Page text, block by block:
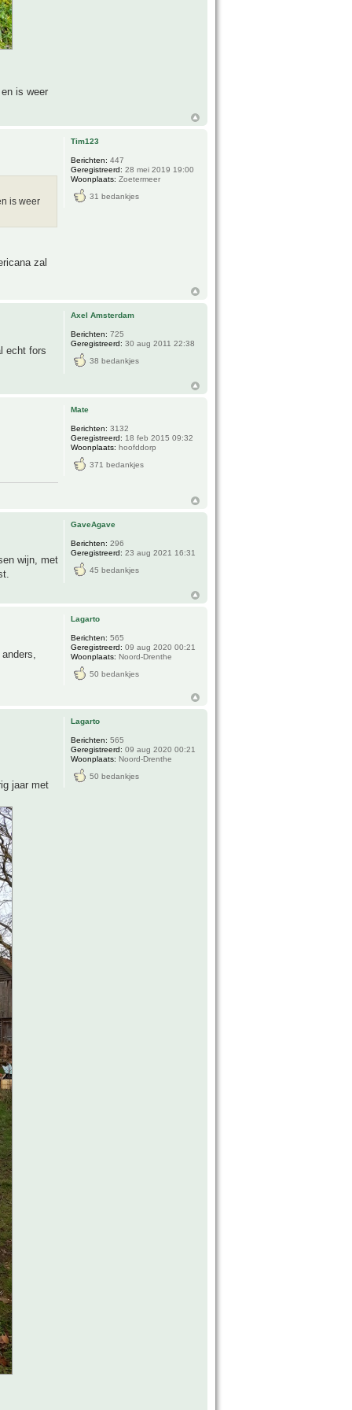
is weer
is weer
zal
Tim123
Berichten: 447
Geregistreerd: 28 mei 2019 19:00
Woonplaats: Zoetermeer
31 bedankjes
echt fors
Axel Amsterdam
Berichten: 725
Geregistreerd: 30 aug 2011 22:38
38 bedankjes
Mate
Berichten: 3132
Geregistreerd: 18 feb 2015 09:32
Woonplaats: hoofddorp
371 bedankjes
wijn, met
GaveAgave
Berichten: 296
Geregistreerd: 23 aug 2021 16:31
45 bedankjes
Lagarto
Berichten: 565
Geregistreerd: 09 aug 2020 00:21
Woonplaats: Noord-Drenthe
50 bedankjes
jaar met
Lagarto
Berichten: 565
Geregistreerd: 09 aug 2020 00:21
Woonplaats: Noord-Drenthe
50 bedankjes